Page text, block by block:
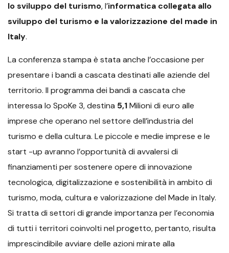
lo sviluppo del turismo, l’informatica collegata allo
sviluppo del turismo e la valorizzazione del made in
Italy.
La conferenza stampa è stata anche l’occasione per
presentare i bandi a cascata destinati alle aziende del
territorio. Il programma dei bandi a cascata che
interessa lo SpoKe 3, destina 5,1Milioni di euro alle
imprese che operano nel settore dell’industria del
turismo e della cultura. Le piccole e medie imprese e le
start -up avranno l’opportunità di avvalersi di
finanziamenti per sostenere opere di innovazione
tecnologica, digitalizzazione e sostenibilità in ambito di
turismo, moda, cultura e valorizzazione del Made in Italy.
Si tratta di settori di grande importanza per l’economia
di tutti i territori coinvolti nel progetto, pertanto, risulta
imprescindibile avviare delle azioni mirate alla